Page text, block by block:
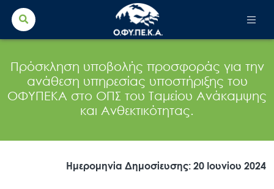
Search
for:
Πρόσκληση υποβολής προσφοράς για την
ανάθεση υπηρεσίας υποστήριξης του
ΟΦΥΠΕΚΑ στο ΟΠΣ του Ταμείου Ανάκαμψης
και Ανθεκτικότητας.
Ημερομηνία Δημοσίευσης: 20 Ιουνίου 2024